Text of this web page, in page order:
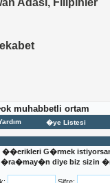
Adası, Filipinler
muhabbetli ortam
�ye Listesi
��erikleri G�rmek
diye biz sizin